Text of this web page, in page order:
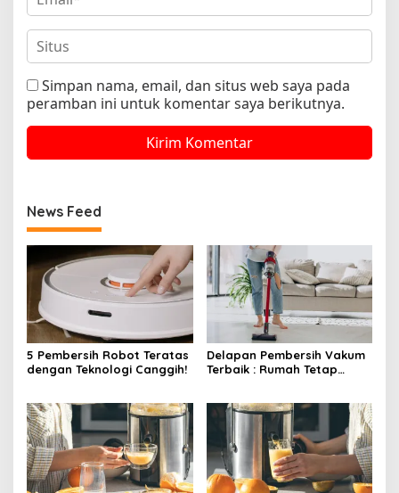
Simpan nama, email, dan situs web saya pada
peramban ini untuk komentar saya berikutnya.
News Feed
5 Pembersih Robot Teratas
dengan Teknologi Canggih!
Delapan Pembersih Vakum
Terbaik : Rumah Tetap